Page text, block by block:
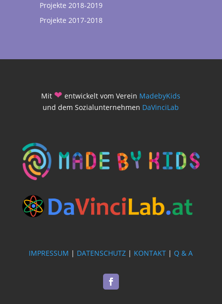
Projekte 2018-2019
Projekte 2017-2018
Mit ❤ entwickelt vom Verein MadebyKids
und dem Sozialunternehmen DaVinciLab
IMPRESSUM | DATENSCHUTZ | KONTAKT | Q & A